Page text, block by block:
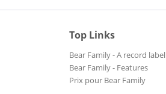
Top Links
Bear Family - A record label
Bear Family - Features
Prix pour Bear Family